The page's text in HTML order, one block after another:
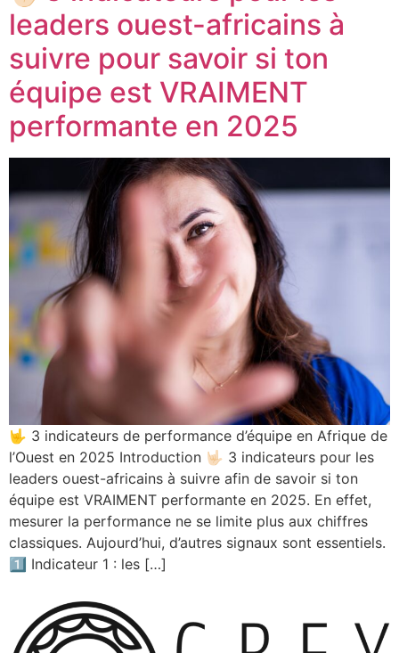
leaders ouest-africains à
suivre pour savoir si ton
équipe est VRAIMENT
performante en 2025
🤟 3 indicateurs de performance d’équipe en Afrique de
l’Ouest en 2025 Introduction 🤟🏻 3 indicateurs pour les
leaders ouest-africains à suivre afin de savoir si ton
équipe est VRAIMENT performante en 2025. En effet,
mesurer la performance ne se limite plus aux chiffres
classiques. Aujourd’hui, d’autres signaux sont essentiels.
1️⃣ Indicateur 1 : les […]